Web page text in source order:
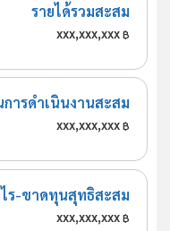
รายได้รวมสะสม
xxx,xxx,xxx฿
ารดำเนินงานสะสม
xxx,xxx,xxx฿
ร-ขาดทุนสุทธิสะสม
xxx,xxx,xxx฿